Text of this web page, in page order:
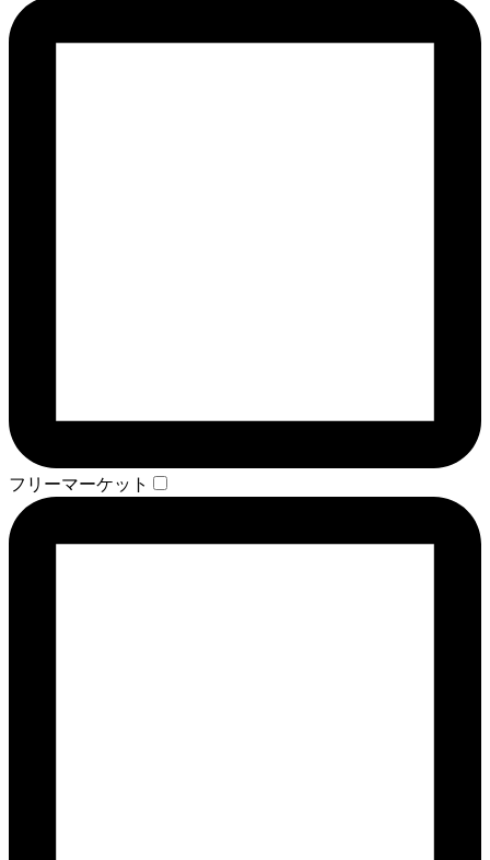
フリーマーケット